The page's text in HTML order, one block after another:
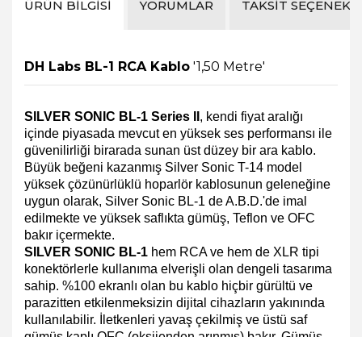
ÜRÜN BILGISI YORUMLAR TAKSIT
DH Labs BL-1 RCA Kablo '1,50 Metre'
SILVER SONIC BL-1 Series II , kendi fiyat aralığı
içinde piyasada mevcut en yüksek ses performansı ile
güvenilirliği birarada sunan üst düzey bir ara kablo.
Büyük beğeni kazanmış Silver Sonic T-14 model
yüksek çözünürlüklü hoparlör kablosunun geleneğine
uygun olarak, Silver Sonic BL-1 de A.B.D.'de imal
edilmekte ve yüksek saflıkta gümüş, Teflon ve OFC
bakır içermekte.
SILVER SONIC BL-1 hem RCA ve hem de XLR tipi
konektörlerle kullanıma elverişli olan dengeli tasarıma
sahip. %100 ekranlı olan bu kablo hiçbir gürültü ve
parazitten etkilenmeksizin dijital cihazların yakınında
kullanılabilir. İletkenleri yavaş çekilmiş ve üstü saf